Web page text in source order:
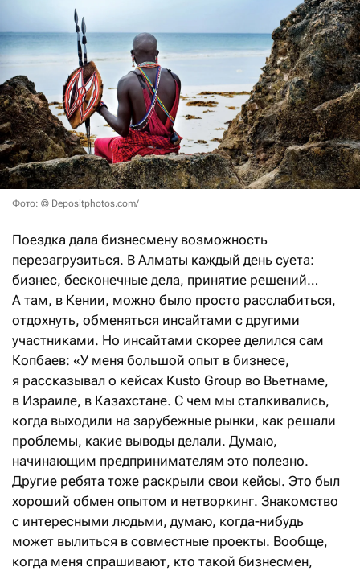
Фото: © Depositphotos.com/
Поездка дала бизнесмену возможность
перезагрузиться. В Алматы каждый день суета:
бизнес, бесконечные дела, принятие решений…
А там, в Кении, можно было просто расслабиться,
отдохнуть, обменяться инсайтами с другими
участниками. Но инсайтами скорее делился сам
Копбаев: «У меня большой опыт в бизнесе,
я рассказывал о кейсах Kusto Group во Вьетнаме,
в Израиле, в Казахстане. С чем мы сталкивались,
когда выходили на зарубежные рынки, как решали
проблемы, какие выводы делали. Думаю,
начинающим предпринимателям это полезно.
Другие ребята тоже раскрыли свои кейсы. Это был
хороший обмен опытом и нетворкинг. Знакомство
с интересными людьми, думаю, когда-нибудь
может вылиться в совместные проекты. Вообще,
когда меня спрашивают, кто такой бизнесмен,